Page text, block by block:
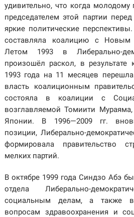
удивительно, что когда молодому
председателем этой партии
яркие политические
составляла коалицию с Новым
Летом 1993 в Либерально-
произошёл раскол, в результате
1993 года на 11 месяцев
власть коалиционным
состояла в коалиции с
возглавляемой Томиити
Японии. В 1996—2009 гг.
позиции, Либерально-
формировала правительство
мелких партий.
В октябре 1999 года Синдзо Абэ
отдела Либерально-
социальным делам, а также
вопросам здравоохранения и